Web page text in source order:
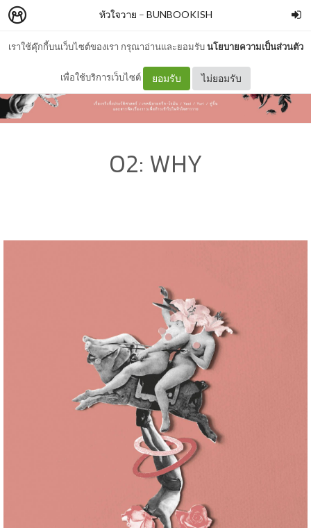
เราใช้คุ๊กกี้บนเว็บไซต์ของเรา กรุณาอ่านและยอมรับนโยบายความเป็นส่วนตัว
เพื่อใช้บริการเว็บไซต์ ยอมรับ ไม่ยอมรับ
หัวใจวาย – BUNBOOKISH
02: WHY